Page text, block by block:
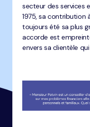
secteur des services
1975, sa contribution
toujours été sa plus
accorde est
envers sa clientèle